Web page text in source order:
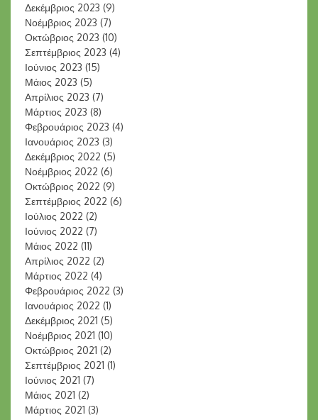
Δεκέμβριος 2023 (9)
Νοέμβριος 2023 (7)
Οκτώβριος 2023 (10)
Σεπτέμβριος 2023 (4)
Ιούνιος 2023 (15)
Μάιος 2023 (5)
Απρίλιος 2023 (7)
Μάρτιος 2023 (8)
Φεβρουάριος 2023 (4)
Ιανουάριος 2023 (3)
Δεκέμβριος 2022 (5)
Νοέμβριος 2022 (6)
Οκτώβριος 2022 (9)
Σεπτέμβριος 2022 (6)
Ιούλιος 2022 (2)
Ιούνιος 2022 (7)
Μάιος 2022 (11)
Απρίλιος 2022 (2)
Μάρτιος 2022 (4)
Φεβρουάριος 2022 (3)
Ιανουάριος 2022 (1)
Δεκέμβριος 2021 (5)
Νοέμβριος 2021 (10)
Οκτώβριος 2021 (2)
Σεπτέμβριος 2021 (1)
Ιούνιος 2021 (7)
Μάιος 2021 (2)
Μάρτιος 2021 (3)